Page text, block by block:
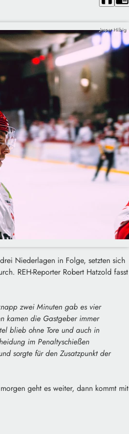
Jesper Hilbig
Niederlagen in Folge, setzten sich
REH-Reporter Robert Hatzold fasst
zwei Minuten gab es vier
kamen die Gastgeber immer
blieb ohne Tore und auch in
im Penaltyschießen
sorgte für den Zusatzpunkt der
geht es weiter, dann kommt mit